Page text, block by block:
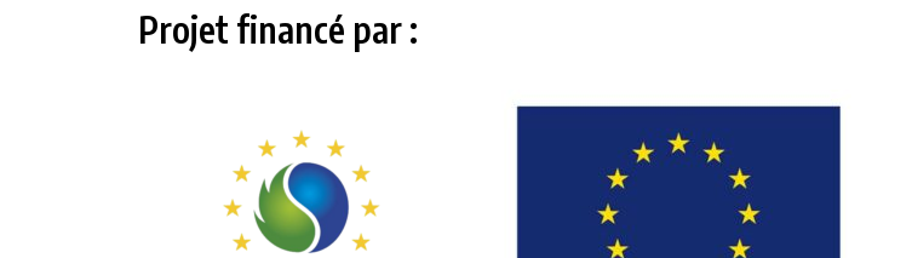
Projet financé par :